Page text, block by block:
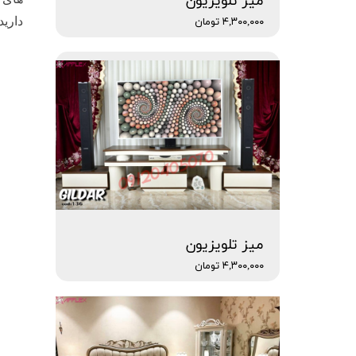
۴,۳۰۰,۰۰۰ تومان
میز تلویزیون
۴,۳۰۰,۰۰۰ تومان